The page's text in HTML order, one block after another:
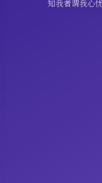
知我者谓我心